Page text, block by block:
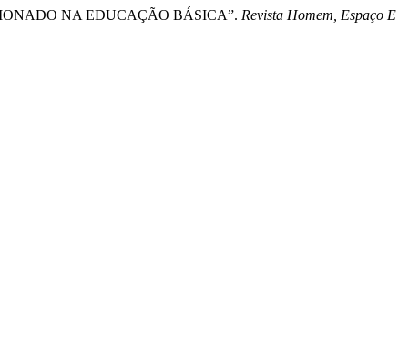
NA EDUCAÇÃO BÁSICA”. Revista Homem, Espaço E